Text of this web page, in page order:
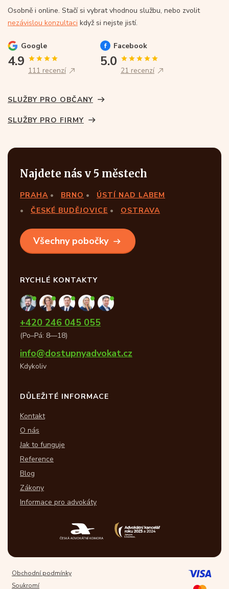
Osobně i online. Stačí si vybrat vhodnou službu, nebo zvolit
nezávislou konzultaci když si nejste jistí.
Google
4.9
111 recenzí
Facebook
5.0
21 recenzí
SLUŽBY PRO OBČANY
SLUŽBY PRO FIRMY
Najdete nás v 5 městech
PRAHA BRNO
ÚSTÍ NAD LABEM
ČESKÉ BUDĚJOVICE
OSTRAVA
Všechny pobočky
RYCHLÉ KONTAKTY
+420 246 045 055
(Po–Pá: 8—18)
info@dostupnyadvokat.cz
Kdykoliv
DŮLEŽITÉ INFORMACE
Kontakt
O nás
Jak to funguje
Reference
Blog
Zákony
Informace pro advokáty
Obchodní podmínky
Soukromí